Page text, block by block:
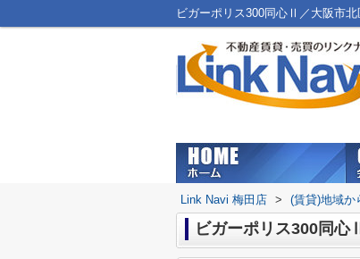
ビガーポリス300同心Ⅱ／大阪市
Link Navi 梅田店 > (賃貸)地域か
ビガーポリス300同心Ⅱ